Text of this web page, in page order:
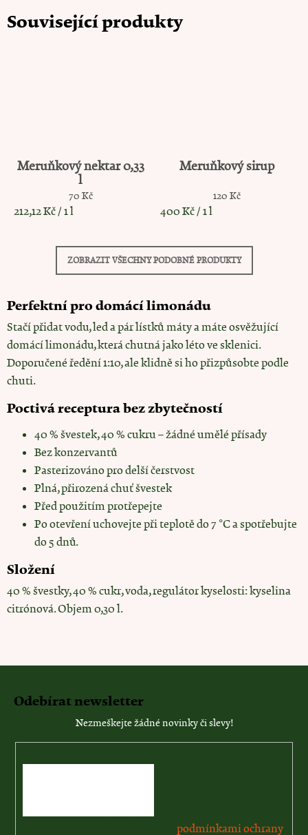
Meruňkový nektar 0,33
l
70 Kč
Měrná cena:
212,12 Kč / 1 l
Meruňkový sirup
120 Kč
Měrná cena:
400 Kč / 1 l
ZOBRAZIT VŠECHNY PODOBNÉ PRODUKTY
Perfektní pro domácí limonádu
Stačí přidat vodu, led a pár lístků máty a máte osvěžující
domácí limonádu, která chutná jako léto ve sklenici.
Doporučené ředění 1:10, ale klidně si ho přizpůsobte podle
chuti.
Poctivá receptura bez zbytečností
40 % švestek, 40 % cukru – žádné umělé přísady
Bez konzervantů
Pasterizováno pro delší čerstvost
Plná, přirozená chuť švestek
Před použitím protřepejte
Po otevření uchovejte při teplotě do 7 °C a spotřebujte
do 5 dnů.
Složení
40 % švestky, 40 % cukr, voda, regulátor kyselosti: kyselina
citrónová. Objem 0,30 l.
Odebírat newsletter
Nezmeškejte žádné novinky či slevy!
podmínkami ochrany